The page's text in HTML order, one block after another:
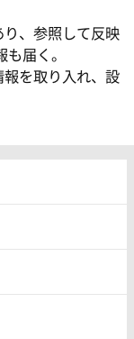
、参照して反映
届く。
を取り入れ、設